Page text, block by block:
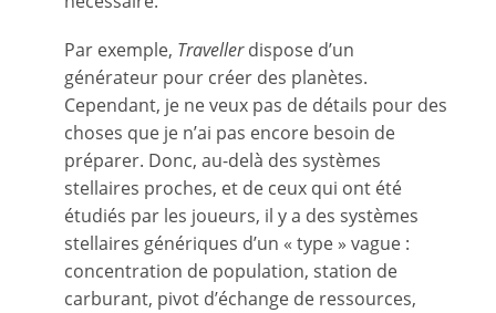
Par exemple, Travellerdispose d’un
générateur pour créer des planètes.
Cependant, je ne veux pas de détails pour des
choses que je n’ai pas encore besoin de
préparer. Donc, au-delà des systèmes
stellaires proches, et de ceux qui ont été
étudiés par les joueurs, il y a des systèmes
stellaires génériques d’un « type » vague :
concentration de population, station de
carburant, pivot d’échange de ressources,